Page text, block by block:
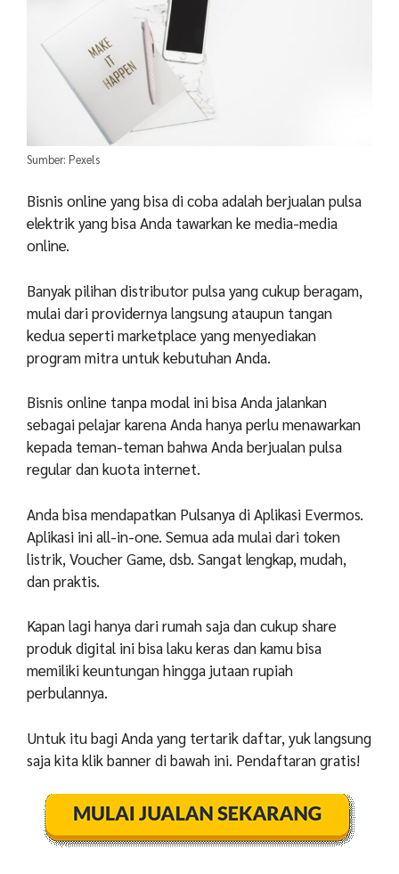
Sumber: Pexels
Bisnis online yang bisa di coba adalah berjualan pulsa
elektrik yang bisa Anda tawarkan ke media-media
online.
Banyak pilihan distributor pulsa yang cukup beragam,
mulai dari providernya langsung ataupun tangan
kedua seperti marketplace yang menyediakan
program mitra untuk kebutuhan Anda.
Bisnis online tanpa modal ini bisa Anda jalankan
sebagai pelajar karena Anda hanya perlu menawarkan
kepada teman-teman bahwa Anda berjualan pulsa
regular dan kuota internet.
Anda bisa mendapatkan Pulsanya di Aplikasi Evermos.
Aplikasi ini all-in-one. Semua ada mulai dari token
listrik, Voucher Game, dsb. Sangat lengkap, mudah,
dan praktis.
Kapan lagi hanya dari rumah saja dan cukup share
produk digital ini bisa laku keras dan kamu bisa
memiliki keuntungan hingga jutaan rupiah
perbulannya.
Untuk itu bagi Anda yang tertarik daftar, yuk langsung
saja kita klik banner di bawah ini. Pendaftaran gratis!